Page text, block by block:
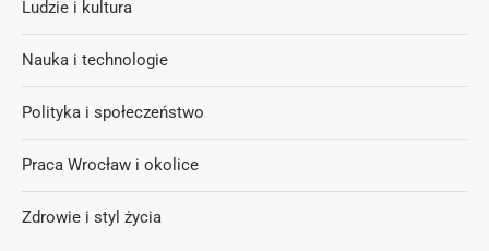
Ludzie i kultura
Nauka i technologie
Polityka i społeczeństwo
Praca Wrocław i okolice
Zdrowie i styl życia